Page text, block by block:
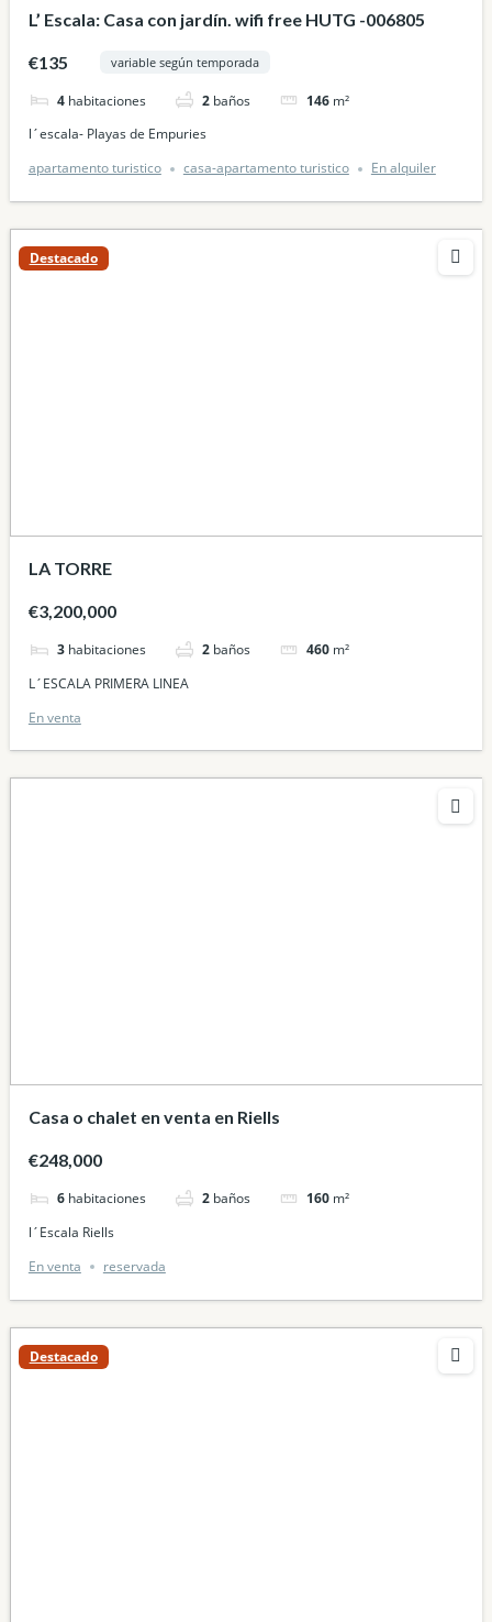
L’ Escala: Casa con jardín. wifi free HUTG -006805
€135 variable según temporada
4 habitaciones 2 baños 146 m²
l´escala- Playas de Empuries
apartamento turistico
casa-apartamento turistico En alquiler
Destacado
LA TORRE
€3,200,000
3 habitaciones 2 baños 460 m²
L´ESCALA PRIMERA LINEA
En venta
Casa o chalet en venta en Riells
€248,000
6 habitaciones 2 baños 160 m²
l´Escala Riells
En venta
reservada
Destacado